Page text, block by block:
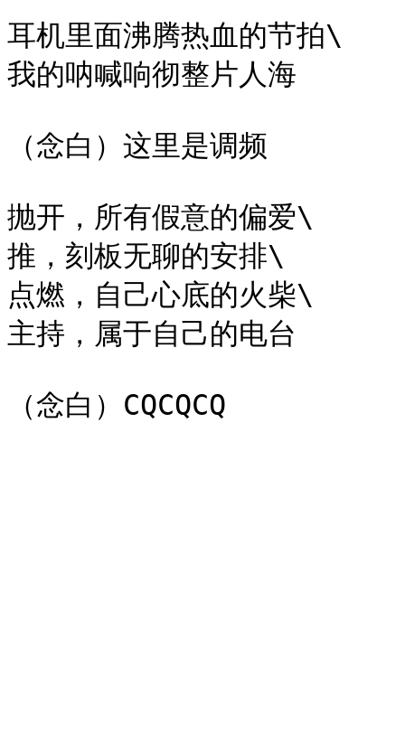
耳机里面沸腾热血的节拍\
我的呐喊响彻整片人海
（念白）这里是调频
抛开，所有假意的偏爱\
推，刻板无聊的安排\
点燃，自己心底的火柴\
主持，属于自己的电台